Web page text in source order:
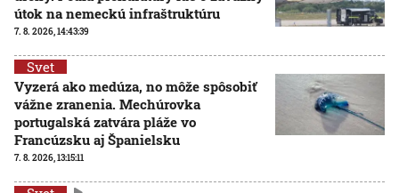
útok na nemeckú infraštruktúru
7. 8. 2026, 14:43:39
Svet
Vyzerá ako medúza, no môže spôsobiť
vážne zranenia. Mechúrovka
portugalská zatvára pláže vo
Francúzsku aj Španielsku
7. 8. 2026, 13:15:11